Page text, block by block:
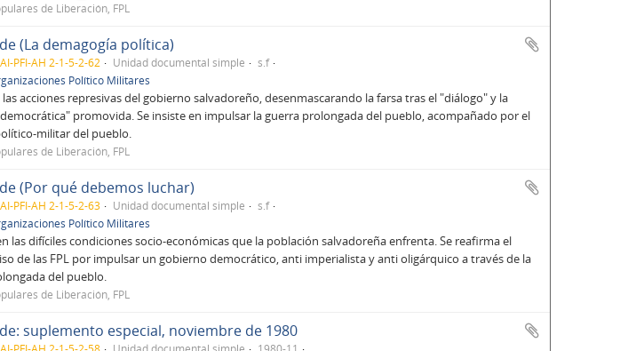
de Liberación, FPL
(La demagogía política)
PFI-AH 2-1-5-2-62 Unidad documental simple
s.f
Político Militares
las acciones represivas del gobierno salvadoreño, desenmascarando la farsa tras el "diálogo" y la
promovida. Se insiste en impulsar la guerra prolongada del pueblo, acompañado por el
militar del pueblo.
de Liberación, FPL
(Por qué debemos luchar)
PFI-AH 2-1-5-2-63 Unidad documental simple
s.f
Político Militares
las difíciles condiciones socio-económicas que la población salvadoreña enfrenta. Se reafirma el
de las FPL por impulsar un gobierno democrático, anti imperialista y anti oligárquico a través de la
del pueblo.
de Liberación, FPL
suplemento especial, noviembre de 1980